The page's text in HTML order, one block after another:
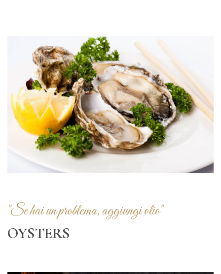
"Se hai un problema, aggiungi olio"
OYSTERS